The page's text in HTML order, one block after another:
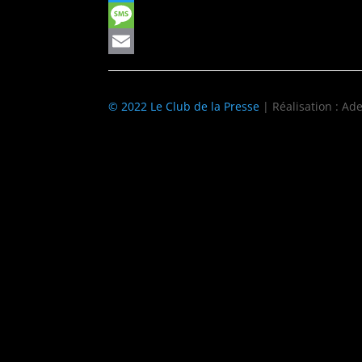
Twitter
Message
Email
© 2022 Le Club de la Presse | Réalisation :